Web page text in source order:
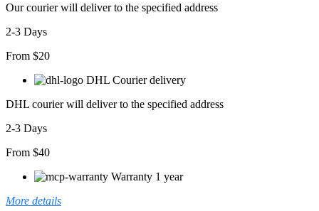
Bağcık
Sandy
Tam
Boy
Elbise
adet
Our courier will deliver to the specified address
2-3 Days
From $20
DHL Courier delivery
DHL courier will deliver to the specified address
2-3 Days
From $40
Warranty 1 year
More details